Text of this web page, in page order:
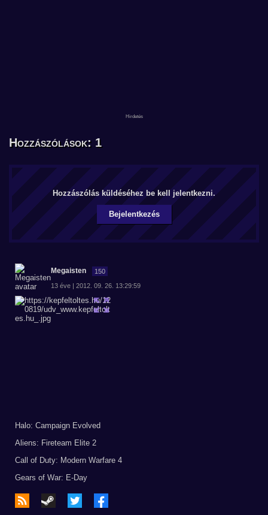
Hozzászólások: 1
Hozzászólás küldéséhez be kell jelentkezni.
Bejelentkezés
Megaisten 150
13 éve | 2012. 09. 26. 13:29:59
Halo: Campaign Evolved
Aliens: Fireteam Elite 2
Call of Duty: Modern Warfare 4
Gears of War: E-Day